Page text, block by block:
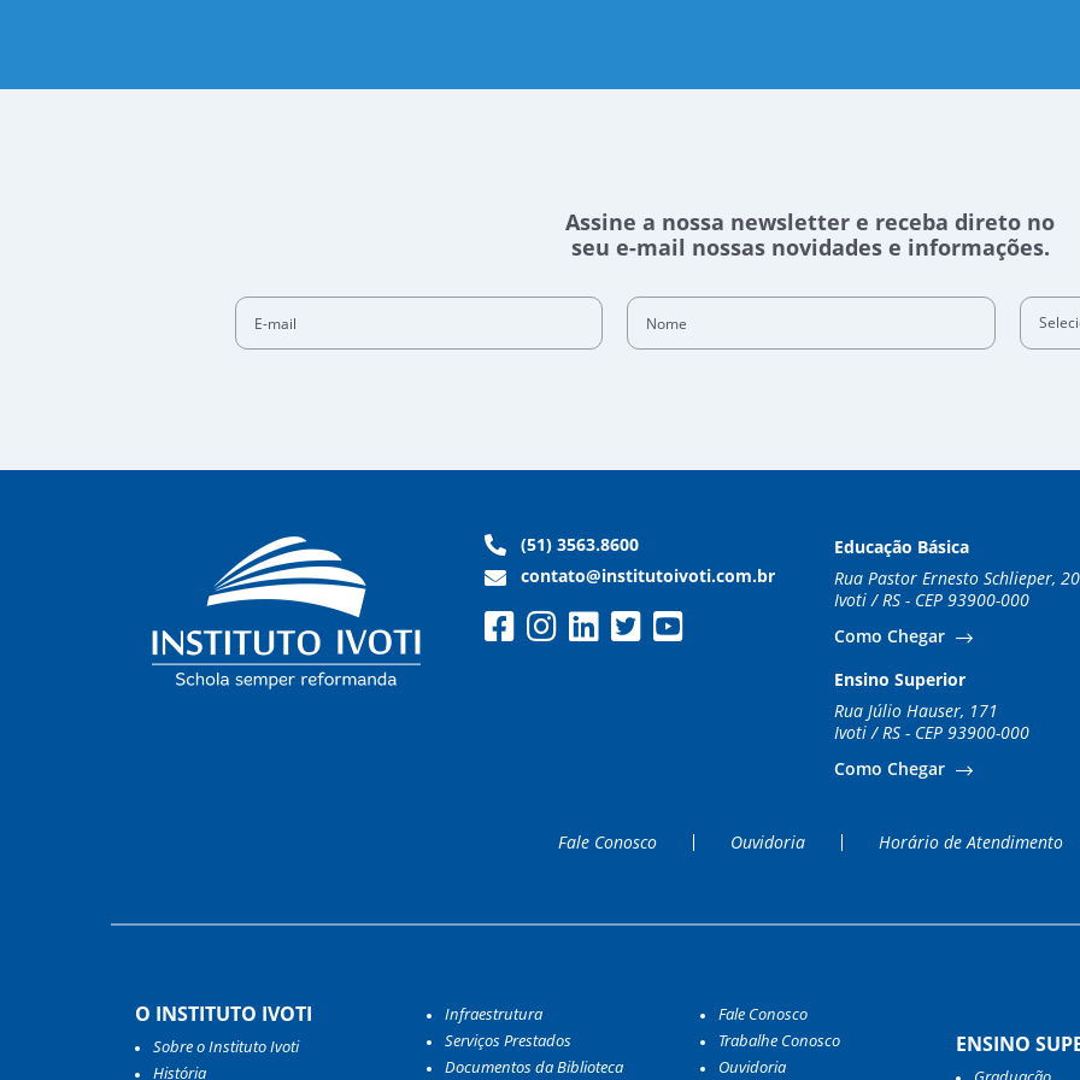
Assine a nossa newsletter e receba direto no
seu e-mail nossas novidades e informações.
(51) 3563.8600
contato@institutoivoti.com.br
Educação Básica
Rua Pastor Ernesto Schlieper,
Ivoti / RS - CEP 93900-000
Como Chegar
Ensino Superior
Rua Júlio Hauser, 171
Ivoti / RS - CEP 93900-000
Como Chegar
Fale Conosco Ouvidoria Horário de Atendimento
O INSTITUTO IVOTI
Sobre o Instituto Ivoti
História
Infraestrutura
Serviços Prestados
Documentos da Biblioteca
Fale Conosco
Trabalhe Conosco
Ouvidoria
ENSINO